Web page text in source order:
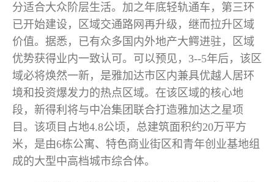
分适合大众阶层生活。加之年底轻轨通车，第三环
已开始建设，区域交通路网再升级，继而拉升区域
价值。据悉，已有众多国内外地产大鳄进驻，区域
优势获得业内一致认可。可以预见，3--5年后，该区
域必将焕然一新，是雅加达市区内兼具优越人居环
境和投资爆发力的热点区域。在该区域的核心地
段，新得利将与中冶集团联合打造雅加达之星项
目。该项目占地4.8公顷，总建筑面积约20万平方
米，是由6栋公寓、特色商业街区和青年创业基地组
成的大型中高档城市综合体。